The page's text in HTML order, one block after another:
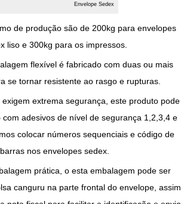
Envelope Sedex
de produção são de 200kg para envelopes
lisoe 300kg para os impressos.
flexível é fabricado com duas ou mais
se tornar resistente ao rasgo e rupturas.
extrema segurança, este produto pode
com adesivos de nível de segurança 1,2,3,4 e
colocar números sequenciais e código de
barras nos envelopes sedex.
prática, o esta embalagem pode ser
canguru na parte frontal do envelope, assim